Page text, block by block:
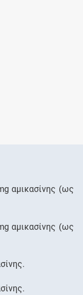
αμικασίνης (ως
αμικασίνης (ως